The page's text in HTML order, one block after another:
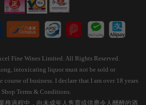
Fine Wines Limited. All Rights Reserved.
intoxicating liquor must not be sold or
of business. I declare that I am over 18 years
Terms & Conditions.
務過程中，向未成年人售賣或供應令人醺醉的酒